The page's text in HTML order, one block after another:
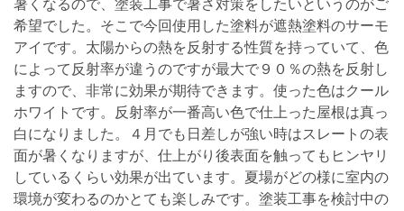
暑くなるので、塗装工事で暑さ対策をしたいというのがご
希望でした。そこで今回使用した塗料が遮熱塗料のサーモ
アイです。太陽からの熱を反射する性質を持っていて、色
によって反射率が違うのですが最大で９０％の熱を反射し
ますので、非常に効果が期待できます。使った色はクール
ホワイトです。反射率が一番高い色で仕上った屋根は真っ
白になりました。４月でも日差しが強い時はスレートの表
面が暑くなりますが、仕上がり後表面を触ってもヒンヤリ
しているくらい効果が出ています。夏場がどの様に室内の
環境が変わるのかとても楽しみです。塗装工事を検討中の